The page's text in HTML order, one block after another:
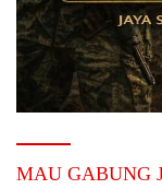
MAU GABUNG